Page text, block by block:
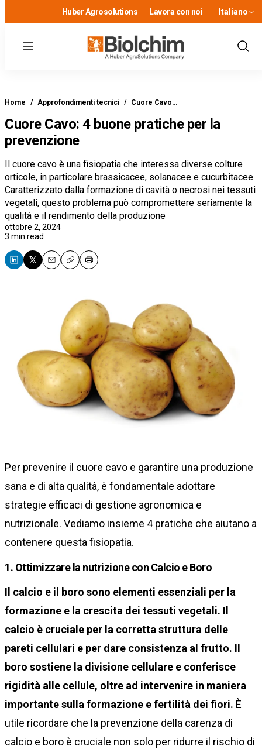
Huber Agrosolutions Lavora con noi Italiano
Menu
Show
Home / Approfondimenti tecnici / Cuore Cavo…
Cuore Cavo: 4 buone pratiche per la
prevenzione
Il cuore cavo è una fisiopatia che interessa diverse colture
orticole, in particolare brassicacee, solanacee e cucurbitacee.
Caratterizzato dalla formazione di cavità o necrosi nei tessuti
vegetali, questo problema può compromettere seriamente la
qualità e il rendimento della produzione
ottobre 2, 2024
3 min read
EmailCopyPrint
Per prevenire il cuore cavo e garantire una produzione
sana e di alta qualità, è fondamentale adottare
strategie efficaci di gestione agronomica e
nutrizionale. Vediamo insieme 4 pratiche che aiutano a
contenere questa fisiopatia.
1. Ottimizzare la nutrizione con Calcio e Boro
Il calcio e il boro sono elementi essenziali per la
formazione e la crescita dei tessuti vegetali. Il
calcio è cruciale per la corretta struttura delle
pareti cellulari e per dare consistenza al frutto. Il
boro sostiene la divisione cellulare e conferisce
rigidità alle cellule, oltre ad intervenire in maniera
importante sulla formazione e fertilità dei fiori. È
utile ricordare che la prevenzione della carenza di
calcio e boro è cruciale non solo per ridurre il rischio di